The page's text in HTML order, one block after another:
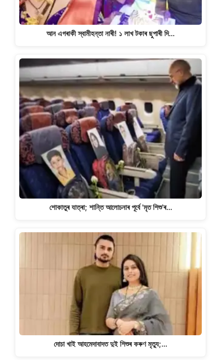
আন এগৰাকী স্বামীহন্তা নাৰী! ১ লাখ টকাৰ ছুপাৰী দি…
শোকাতুৰ যাত্ৰা; শান্তি আলোচনাৰ পূৰ্বে 'মৃত শিশু’ৰ…
দোচা খাই আহমেদাবাদত দুই শিশুৰ কৰুণ মৃত্যু;…